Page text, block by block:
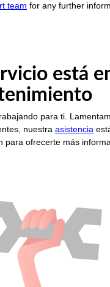
team for any further
está
para ti.
nuestra asistencia
para ofrecerte más